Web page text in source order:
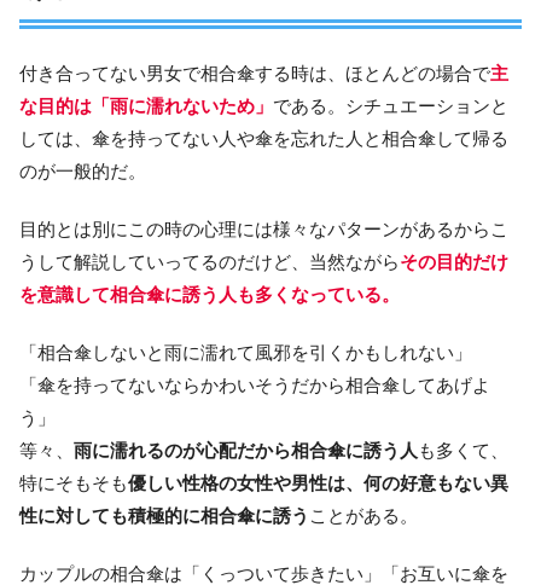
付き合ってない男女で相合傘する時は、ほとんどの場合で主
な目的は「雨に濡れないため」 である。シチュエーションと
しては、傘を持ってない人や傘を忘れた人と相合傘して帰る
のが一般的だ。
目的とは別にこの時の心理には様々なパターンがあるからこ
うして解説していってるのだけど、当然ながらその目的だけ
を意識して相合傘に誘う人も多くなっている。
「相合傘しないと雨に濡れて風邪を引くかもしれない」
「傘を持ってないならかわいそうだから相合傘してあげよ
う」
等々、 雨に濡れるのが心配だから相合傘に誘う人 も多くて、
特にそもそも優しい性格の女性や男性は、何の好意もない異
性に対しても積極的に相合傘に誘う ことがある。
カップルの相合傘は「くっついて歩きたい」「お互いに傘を